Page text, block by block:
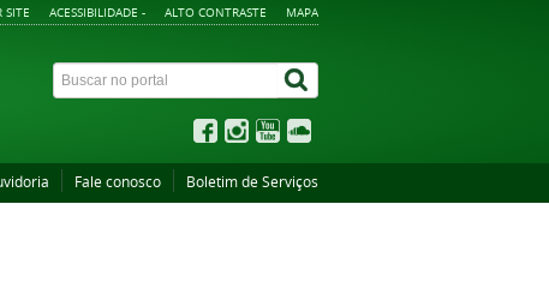
SITE ACESSIBILIDADE - ALTO CONTRASTE MAPA
Fale conosco Boletim de Serviços